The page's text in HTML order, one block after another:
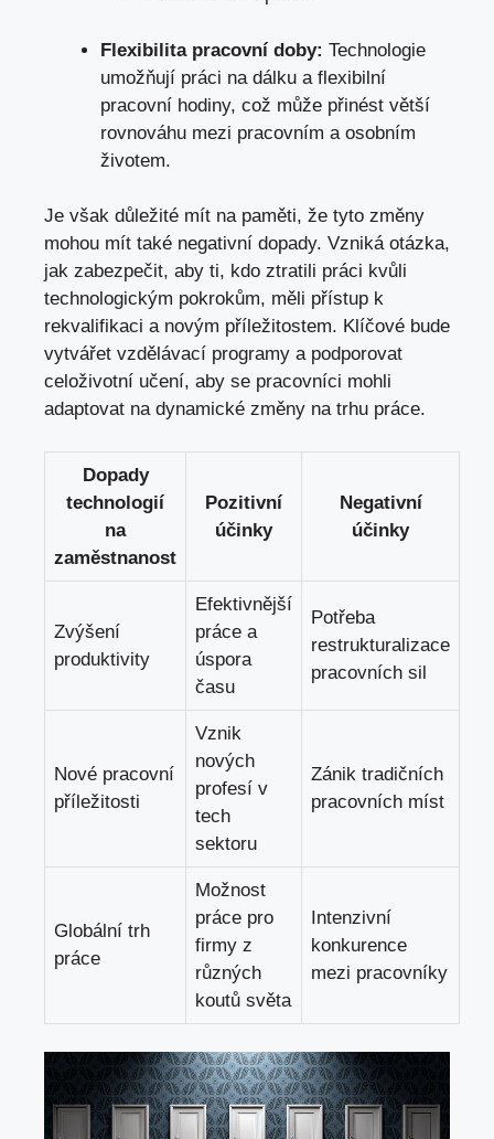
Flexibilita pracovní doby: Technologie
umožňují práci na dálku a flexibilní
pracovní hodiny, což může přinést větší
rovnováhu mezi pracovním a osobním
životem.
Je však důležité mít na paměti, že tyto změny
mohou mít také negativní dopady. Vzniká otázka,
jak zabezpečit, aby ti, kdo ztratili práci kvůli
technologickým pokrokům, měli přístup k
rekvalifikaci a novým příležitostem. Klíčové bude
vytvářet vzdělávací programy a podporovat
celoživotní učení, aby se pracovníci mohli
adaptovat na dynamické změny na trhu práce.
Dopady
technologií
na
zaměstnanost
Pozitivní
účinky
Negativní
účinky
Zvýšení
produktivity
Efektivnější
práce a
úspora
času
Potřeba
restrukturalizace
pracovních sil
Nové pracovní
příležitosti
Vznik
nových
profesí v
tech
sektoru
Zánik tradičních
pracovních míst
Globální trh
práce
Možnost
práce pro
firmy z
různých
koutů světa
Intenzivní
konkurence
mezi pracovníky